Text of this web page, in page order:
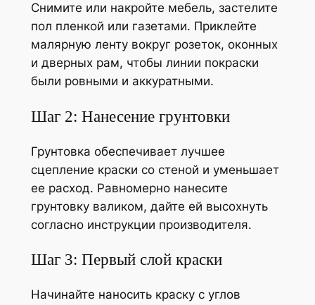
Снимите или накройте мебель, застелите
пол пленкой или газетами. Приклейте
малярную ленту вокруг розеток, оконных
и дверных рам, чтобы линии покраски
были ровными и аккуратными.
Шаг 2: Нанесение грунтовки
Грунтовка обеспечивает лучшее
сцепление краски со стеной и уменьшает
ее расход. Равномерно нанесите
грунтовку валиком, дайте ей высохнуть
согласно инструкции производителя.
Шаг 3: Первый слой краски
Начинайте наносить краску с углов